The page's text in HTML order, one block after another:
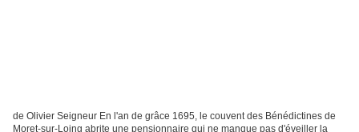
de Olivier Seigneur En l'an de grâce 1695, le couvent des Bénédictines de
Moret-sur-Loing abrite une pensionnaire qui ne manque pas d'éveiller la